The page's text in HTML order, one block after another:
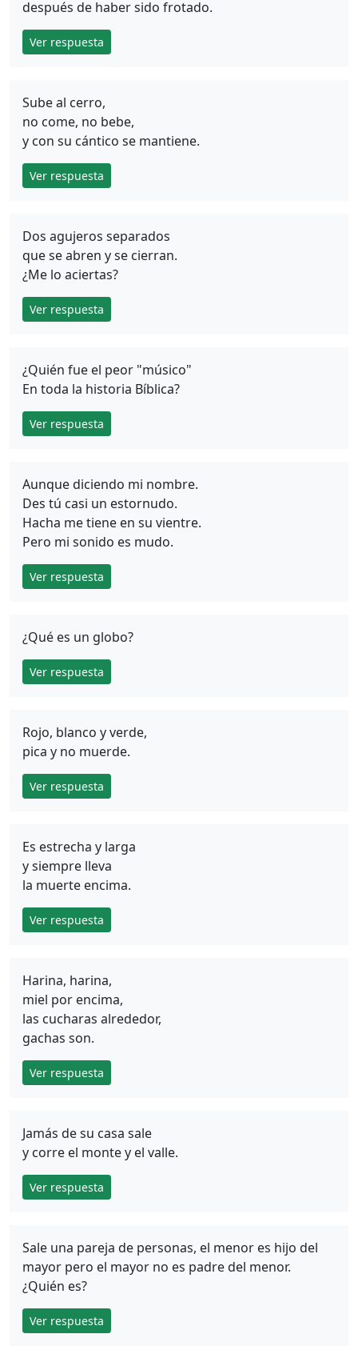
después de haber sido frotado.
Ver respuesta
Sube al cerro,
no come, no bebe,
y con su cántico se mantiene.
Ver respuesta
Dos agujeros separados
que se abren y se cierran.
¿Me lo aciertas?
Ver respuesta
¿Quién fue el peor "músico"
En toda la historia Bíblica?
Ver respuesta
Aunque diciendo mi nombre.
Des tú casi un estornudo.
Hacha me tiene en su vientre.
Pero mi sonido es mudo.
Ver respuesta
¿Qué es un globo?
Ver respuesta
Rojo, blanco y verde,
pica y no muerde.
Ver respuesta
Es estrecha y larga
y siempre lleva
la muerte encima.
Ver respuesta
Harina, harina,
miel por encima,
las cucharas alrededor,
gachas son.
Ver respuesta
Jamás de su casa sale
y corre el monte y el valle.
Ver respuesta
Sale una pareja de personas, el menor es hijo del
mayor pero el mayor no es padre del menor.
¿Quién es?
Ver respuesta